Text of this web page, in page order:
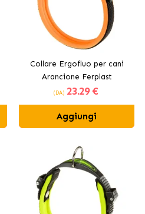
Collare Ergofluo per cani
Arancione Ferplast
(DA) 23.29 €
Aggiungi